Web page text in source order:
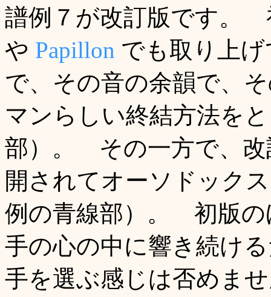
譜例７が改訂版です。
や Papillon でも取り上
で、その音の余韻で、
マンらしい終結方法を
部）。 その一方で、改
開されてオーソドック
例の青線部）。 初版の
手の心の中に響き続け
手を選ぶ感じは否めま